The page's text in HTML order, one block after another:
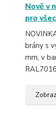
Nově v
pro
brány s
mm, v